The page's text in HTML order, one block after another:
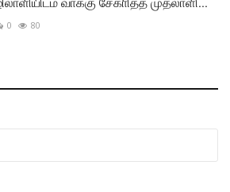
வாக்கு சேகாித்த முதலாளி...
0 80